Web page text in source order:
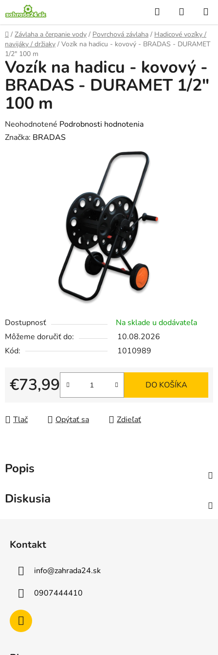
na
obsah
Hľadať
KOŠÍK
Domov
/ Závlaha a čerpanie vody / Povrchová závlaha / Hadicové vozíky /
navijáky / držiaky / Vozík na hadicu - kovový - BRADAS - DURAMET
1/2" 100 m
Dostupnosť
Na sklade u dodávateľa
Môžeme doručiť do:
10.08.2026
Kód:
1010989
€73,99
Jednotková cena:
DO KOŠÍKA
Tlač Opýtať sa Zdieľať
Vozík na hadicu - kovový -
BRADAS - DURAMET 1/2"
100 m
Priemerné
hodnotenie
Neohodnotené Podrobnosti hodnotenia
Značka: BRADAS
Popis
Diskusia
Kontakt
info@zahrada24.sk
0907444410